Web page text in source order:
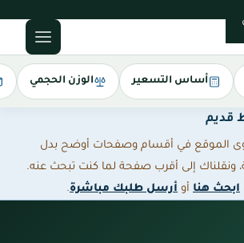
أساس التسعير الوزن الحجمي
قديم
الموقع في أقسام وصفحات أوضح بدل
ونقلناك إلى أقرب صفحة لما كنت تبحث عنه.
ابحث هنا أو أرسل طلبك مباشرة.